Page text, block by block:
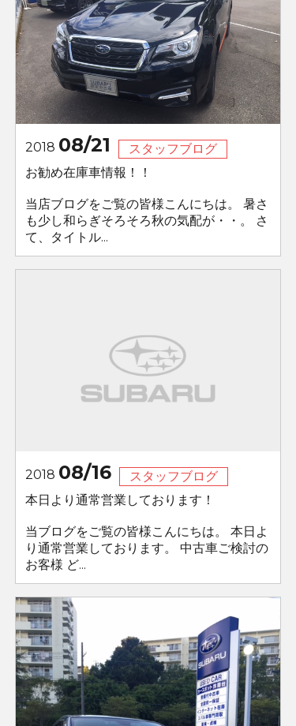
2018 08/21
スタッフブログ
お勧め在庫車情報！！
当店ブログをご覧の皆様こんにちは。 暑さ
も少し和らぎそろそろ秋の気配が・・。 さ
て、タイトル...
2018 08/16
スタッフブログ
本日より通常営業しております！
当ブログをご覧の皆様こんにちは。 本日よ
り通常営業しております。 中古車ご検討の
お客様 ど...